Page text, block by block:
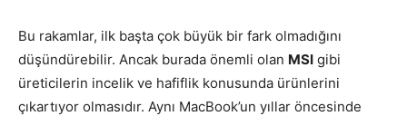
Bu rakamlar, ilk başta çok büyük bir fark olmadığını
düşündürebilir. Ancak burada önemli olan MSI gibi
üreticilerin incelik ve hafiflik konusunda ürünlerini
çıkartıyor olmasıdır. Aynı MacBook’un yıllar öncesinde